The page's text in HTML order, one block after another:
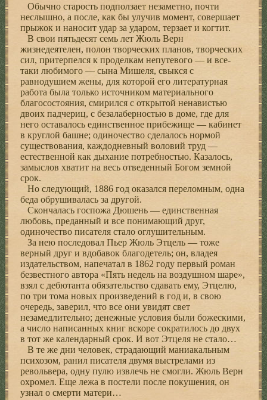
Обычно старость подползает незаметно, почти
неслышно, а после, как бы улучив момент, совершает
прыжок и наносит удар за ударом, терзает и когтит.
В свои пятьдесят семь лет Жюль Верн
жизнедеятелен, полон творческих планов, творческих
сил, притерпелся к проделкам непутевого — и все-
таки любимого — сына Мишеля, свыкся с
равнодушием жены, для которой его литературная
работа была только источником материального
благосостояния, смирился с открытой ненавистью
двоих падчериц, с безалаберностью в доме, где для
него оставалось единственное прибежище — кабинет
в круглой башне; одиночество сделалось нормой
существования, каждодневный воловий труд —
естественной как дыхание потребностью. Казалось,
замыслов хватит на весь отведенный Богом земной
срок.
Но следующий, 1886 год оказался переломным, одна
беда обрушивалась за другой.
Скончалась госпожа Дюшень — единственная
любовь, преданный и все понимающий друг,
одиночество писателя стало оглушительным.
За нею последовал Пьер Жюль Этцель — тоже
верный друг и вдобавок благодетель; он, владея
издательством, напечатал в 1862 году первый роман
безвестного автора «Пять недель на воздушном шаре»,
взял с дебютанта обязательство сдавать ему, Этцелю,
по три тома новых произведений в год и, в свою
очередь, заверил, что все они увидят свет
незамедлительно; денежные условия были божескими,
а число написанных книг вскоре сократилось до двух
в тот же календарный срок. И вот Этцеля не стало…
В те же дни человек, страдающий маниакальным
психозом, ранил писателя двумя выстрелами из
револьвера, одну пулю извлечь не смогли. Жюль Верн
охромел. Еще лежа в постели после покушения, он
узнал о смерти матери…